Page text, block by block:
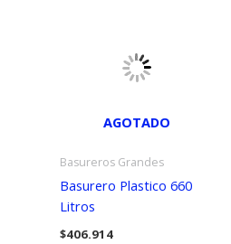
AGOTADO
Basureros Grandes
Basurero Plastico 660
Litros
$406.914